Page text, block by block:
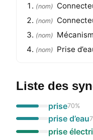
(nom)
(nom)
(nom)
(nom) Prise
Liste des
prise70%
prise d’eau
prise